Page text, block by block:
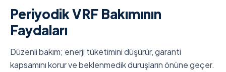
Periyodik VRF Bakımının
Faydaları
Düzenli bakım; enerji tüketimini düşürür, garanti
kapsamını korur ve beklenmedik duruşların önüne geçer.